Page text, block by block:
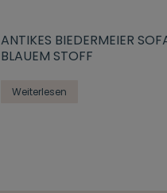
ANTIKES BIEDERMEIER
BLAUEM STOFF
Weiterlesen